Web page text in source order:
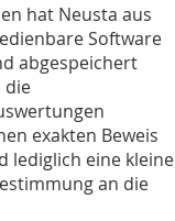
hat Neusta aus
Software
abgespeichert
die
exakten Beweis
lediglich eine kleine
an die